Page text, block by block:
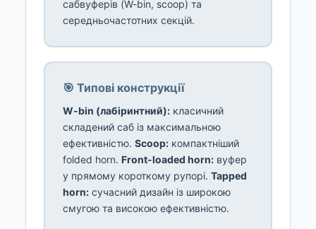
сабвуферів (W-bin, scoop) та
середньочастотних секцій.
🎯 Типові конструкції
W-bin (лабіринтний): класичний
складений саб із максимальною
ефективністю. Scoop: компактніший
folded horn. Front-loaded horn: вуфер
у прямому короткому рупорі. Tapped
horn: сучасний дизайн із широкою
смугою та високою ефективністю.